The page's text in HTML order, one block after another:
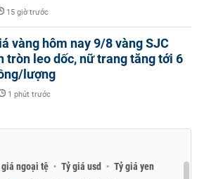
15 giờ trước
vàng hôm nay 9/8 vàng SJC
tròn leo dốc, nữ trang tăng tới 6
lượng
1 phút trước
giá ngoại tệ Tỷ giá usd
Tỷ giá yen